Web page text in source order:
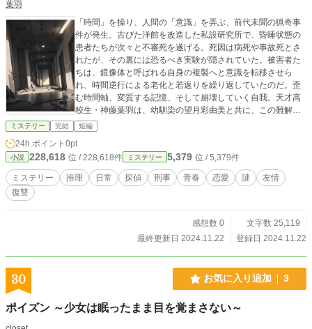
葉羽
「時間」を操り、人間の「意識」を弄ぶ、前代未聞の猟奇事
件が発生。古びた洋館を改造した私設研究所で、昏睡状態の
患者たちが次々と不審死を遂げる。死因は病死や事故死とさ
れたが、その裏には恐るべき実験が隠されていた。被害者た
ちは、鏡像体と呼ばれる自身の複製へと意識を転移させら
れ、時間逆行による老化と若返りを繰り返していたのだ。歪
む時間軸、変質する記憶、そして崩壊していく自我。天才高
校生・神藤葉羽は、幼馴染の望月彩由美と共に、この難解な
謎に挑む。しかし、彼らの前に立ちはだかるのは、想像を絶
する恐怖と真実への迷宮だった。果たして葉羽は、禁断の実
験の真相を暴き、被害者たちの魂を救うことができるのか？
そして、事件の背後に潜む驚愕のどんでん返しとは？究極の
本格推理ミステリーが今、幕を開ける。
ミステリー 完結 短編
24h.ポイント 0pt
小説 228,618 位 / 228,618件 ミステリー 5,379 位 / 5,379件
ミステリー 推理 日常 探偵 刑事 青春 恋愛 謎
友情
復讐
感想数 0
文字数 25,119
最終更新日 2024.11.22
登録日 2024.11.22
30 お気に入り追加 3
ポイズン ～少女は眠ったまま目を覚まさない～